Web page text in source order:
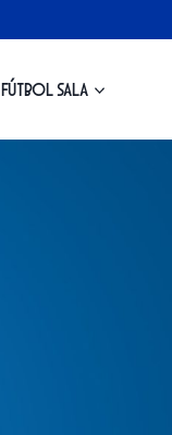
Fútbol Sala